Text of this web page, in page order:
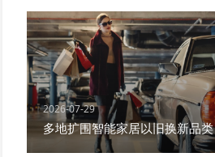
2026-07-29
多地扩围智能家居以旧换新品类